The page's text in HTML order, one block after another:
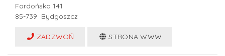
Fordońska 141
85-739 Bydgoszcz
ZADZWOŃ STRONA WWW